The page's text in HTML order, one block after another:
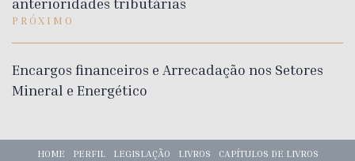
PRÓXIMO
Encargos financeiros e Arrecadação nos Setores
Mineral e Energético
HOME PERFIL LEGISLAÇÃO LIVROS CAPÍTULOS DE LIVROS